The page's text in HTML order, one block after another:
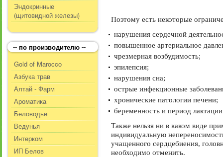
Эндокринные
(щитовидной железы)
-- по производителю --
Gold of Marocco
Азбука трав
Алтай - Фарм
Ароматика
Беловодье
Ведунья
Интерком
ИП Белов
Поэтому есть некоторые
нарушения сердечной
повышенное артериальное
чрезмерная возбудимость;
эпилепсия;
нарушения сна;
острые инфекционные
хронические патологии печени;
беременность и период
Также нельзя ни в каком виде
индивидуальную
учащенного сердцебиения,
необходимо отменить.